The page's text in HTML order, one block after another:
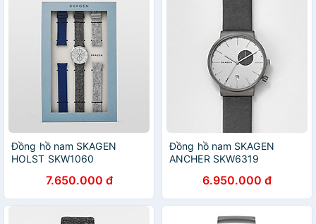
Đồng hồ nam SKAGEN
HOLST SKW1060
7.650.000 đ
Đồng hồ nam SKAGEN
ANCHER SKW6319
6.950.000 đ